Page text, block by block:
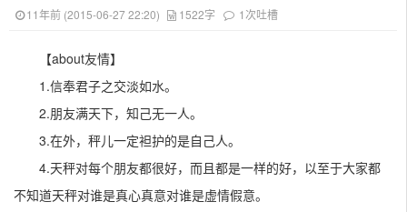
11年前 (2015-06-27 22:20) 1522字 1次吐槽
【about友情】
1.信奉君子之交淡如水。
2.朋友满天下，知己无一人。
3.在外，秤儿一定袒护的是自己人。
4.天秤对每个朋友都很好，而且都是一样的好，以至于大家都
不知道天秤对谁是真心真意对谁是虚情假意。